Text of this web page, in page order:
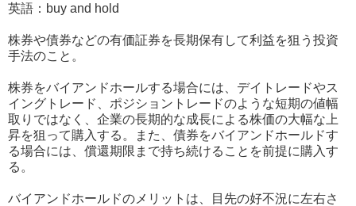
英語：buy and hold
株券や債券などの有価証券を長期保有して利益を狙う投資
手法のこと。
株券をバイアンドホールする場合には、デイトレードやス
イングトレード、ポジショントレードのような短期の値幅
取りではなく、企業の長期的な成長による株価の大幅な上
昇を狙って購入する。また、債券をバイアンドホールドす
る場合には、償還期限まで持ち続けることを前提に購入す
る。
バイアンドホールドのメリットは、目先の好不況に左右さ